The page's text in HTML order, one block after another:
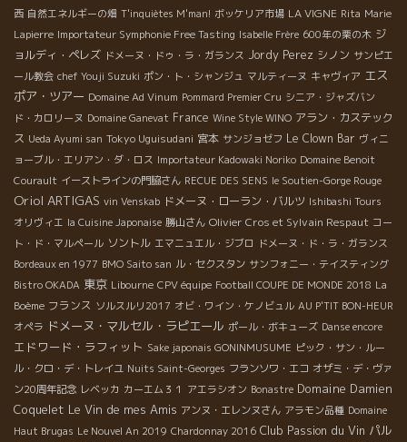
西 自然エネルギーの畑 T'inquiètes M'man! ボッケリア市場 LA VIGNE Rita Marie
Lapierre Importateur Symphonie Free Tasting Isabelle Frère 600年の栗の木 ジ
ョルディ・ペレズ ドメーヌ・ドゥ・ラ・ガランス Jordy Perez シノン サンピエ
ール教会 chef Youji Suzuki ポン・ト・シャンジュ マルティーヌ キャヴィア エス
ポア・ツアー Domaine Ad Vinum Pommard Premier Cru シニア・ジャズバン
ド・カロリーヌ Domaine Ganevat France Wine Style WINO アラン・カステック
ス Ueda Ayumi san Tokyo Uguisudani 宮本 サンジョゼフ Le Clown Bar ヴィニ
ョーブル・エリアン・ダ・ロス Importateur Kadowaki Noriko Domaine Benoit
Courault イーストラインの門脇さん RECUE DES SENS le Soutien-Gorge Rouge
Oriol ARTIGAS vin Venskab ドメーヌ・ローラン・バルツ Ishibashi Tours
オリヴィエ la Cuisine Japonaise 勝山さん Olivier Cros et Sylvain Respaut コー
ト・ド・マルペール ソントル エマニュエル・ジブロ ドメーヌ・ド・ラ・ガランス
Bordeaux en 1977 BMO Saito san ル・セクスタン サンフォニー・テイスティング
Bistro OKADA 東京 Libourne CPV équipe Football COUPE DE MONDE 2018 La
Boème フランス ソルスルリ2017 オビ・ワイン・ケノビュル AU P'TIT BON-HEUR
オペラ ドメーヌ・マルセル・ラピエール ポール・ボキューズ Danse encore
エドワード・ラフィット Sake japonais GONINMUSUME ピック・サン・ルー
ル・クロ・デ・トレイユ Nuits Saint-Georges フランソワ・エコ オザミ・デ・ヴァ
ン20周年記念 レベッカ カーエム３１ アエラシオン Bonastre Domaine Damien
Coquelet Le Vin de mes Amis アンヌ・エレンヌさん アラモン品種 Domaine
Haut Brugas Le Nouvel An 2019 Chardonnay 2016 Club Passion du Vin パル